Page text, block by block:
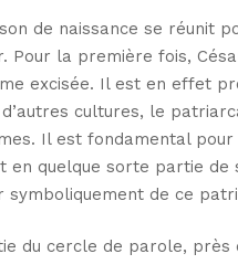
de naissance se réunit
Pour la première fois,
excisée. Il est en effet
cultures, le
Il est fondamental
en quelque sorte partie
de ce
du cercle de parole,